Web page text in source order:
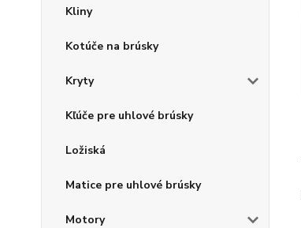
Kliny
Kotúče na brúsky
Kryty
Kľúče pre uhlové brúsky
Ložiská
Matice pre uhlové brúsky
Motory